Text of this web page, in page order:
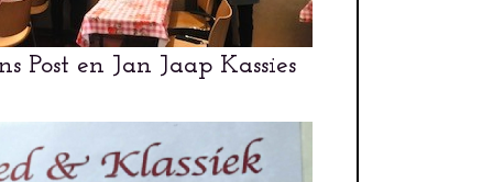
Post en Jan Jaap Kassies